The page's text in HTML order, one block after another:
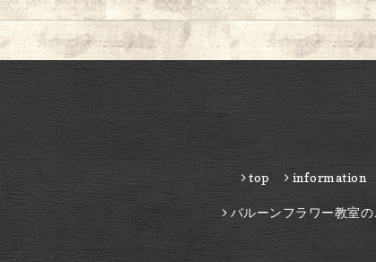
top information
バルーンフラワー教室の